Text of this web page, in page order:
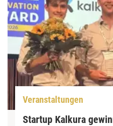
Veranstaltungen
Startup Kalkura